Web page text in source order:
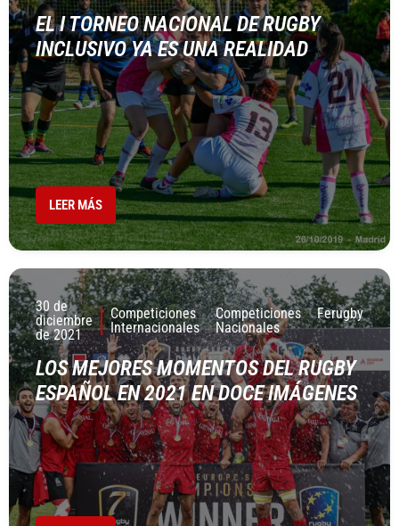
EL I TORNEO NACIONAL DE RUGBY
INCLUSIVO YA ES UNA REALIDAD
LEER MÁS
30 de
diciembre
de 2021
Competiciones
Internacionales
Competiciones
Nacionales
Ferugby
LOS MEJORES MOMENTOS DEL RUGBY
ESPAÑOL EN 2021 EN DOCE IMÁGENES